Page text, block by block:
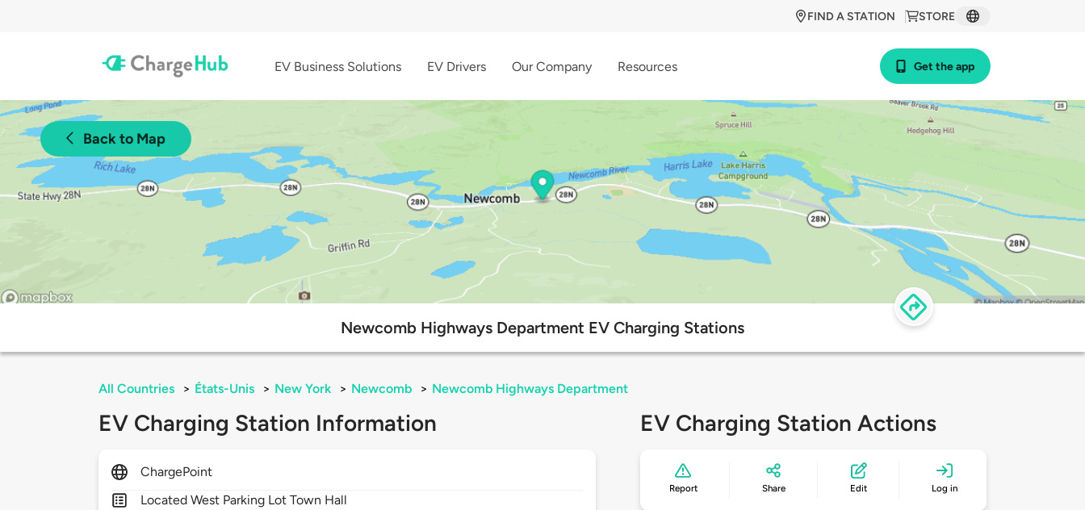
STORE
FIND A STATION
EV Business Solutions EV Drivers Our Company Resources Get the app
Back to Map
Newcomb Highways Department EV Charging Stations
All Countries > États-Unis > New York > Newcomb > Newcomb Highways Department
EV Charging Station Information
ChargePoint
Located West Parking Lot Town Hall
EV Charging Station Actions
Report Share Edit Log in